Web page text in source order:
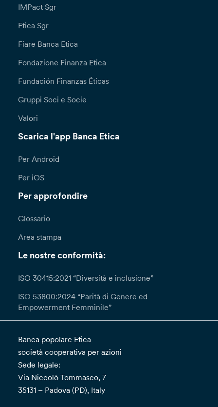
IMPact Sgr
Etica Sgr
Fiare Banca Etica
Fondazione Finanza Etica
Fundación Finanzas Éticas
Gruppi Soci e Socie
Valori
Scarica l'app Banca Etica
Per Android
Per iOS
Per approfondire
Glossario
Area stampa
Le nostre conformità:
ISO 30415:2021 “Diversità e inclusione”
ISO 53800:2024 “Parità di Genere ed
Empowerment Femminile”
Banca popolare Etica
società cooperativa per azioni
Sede legale:
Via Niccolò Tommaseo, 7
35131 – Padova (PD), Italy